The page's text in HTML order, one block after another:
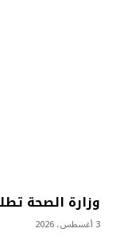
وزارة الصحة
3 أغسطس، 2026